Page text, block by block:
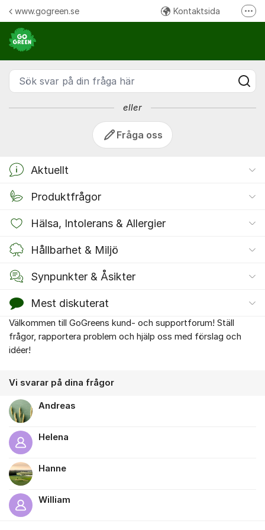
Hoppa till innehåll
GoGreen sv
www.gogreen.se Kontaktsida
Ring oss:
Sök svar på din fråga här
eller
Fråga oss
Aktuellt
Produktfrågor
Hälsa, Intolerans & Allergier
Hållbarhet & Miljö
Synpunkter & Åsikter
Mest diskuterat
Om forumet
Välkommen till GoGreens kund- och supportforum! Ställ
frågor, rapportera problem och hjälp oss med förslag och
idéer!
Vi svarar på dina frågor
Andreas
Helena
Hanne
William